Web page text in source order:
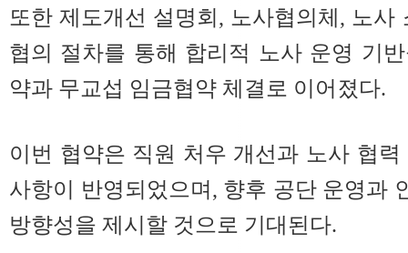
또한 제도개선 설명회, 노사협의체, 노
협의 절차를 통해 합리적 노사 운영 기
약과 무교섭 임금협약 체결로 이어졌다.
이번 협약은 직원 처우 개선과 노사 협
사항이 반영되었으며, 향후 공단 운영과
방향성을 제시할 것으로 기대된다.